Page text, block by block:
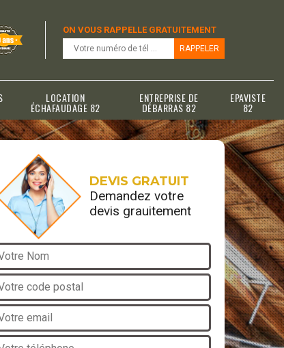
ON VOUS RAPPELLE GRATUITEMENT
LOCATION
ÉCHAFAUDAGE 82
ENTREPRISE DE
DÉBARRAS 82
EPAVISTE
82
DEVIS GRATUIT
Demandez votre
devis grauitement